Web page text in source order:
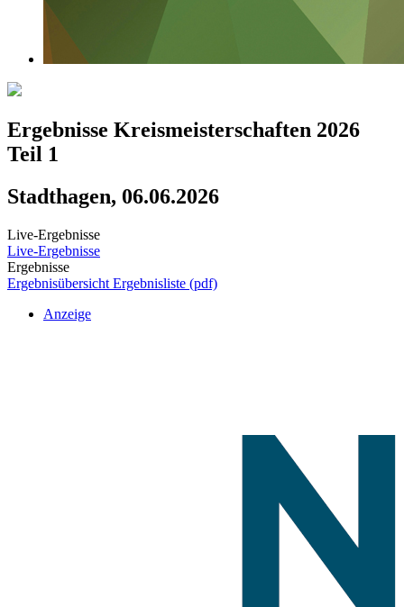
Ergebnisse Kreismeisterschaften 2026
Teil 1
Stadthagen, 06.06.2026
Live-Ergebnisse
Live-Ergebnisse
Ergebnisse
Ergebnisübersicht Ergebnisliste (pdf)
Anzeige